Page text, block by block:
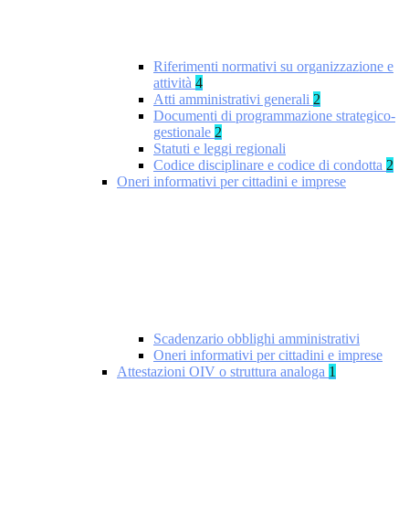
Riferimenti normativi su organizzazione e
attività 4
Atti amministrativi generali 2
Documenti di programmazione strategico-
gestionale 2
Statuti e leggi regionali
Codice disciplinare e codice di condotta 2
Oneri informativi per cittadini e imprese
Scadenzario obblighi amministrativi
Oneri informativi per cittadini e imprese
Attestazioni OIV o struttura analoga 1